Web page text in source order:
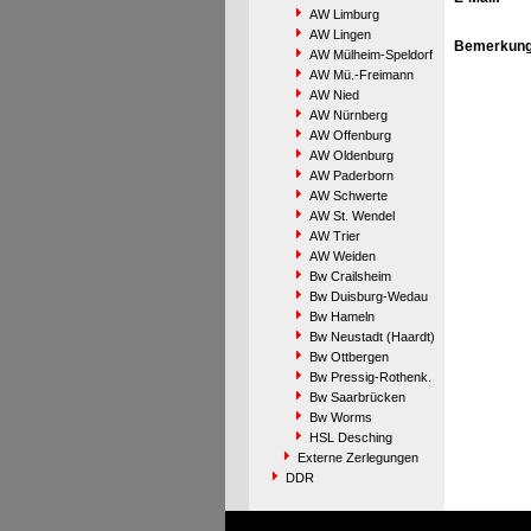
AW Limburg
AW Lingen
AW Mülheim-Speldorf
AW Mü.-Freimann
AW Nied
AW Nürnberg
AW Offenburg
AW Oldenburg
AW Paderborn
AW Schwerte
AW St. Wendel
AW Trier
AW Weiden
Bw Crailsheim
Bw Duisburg-Wedau
Bw Hameln
Bw Neustadt (Haardt)
Bw Ottbergen
Bw Pressig-Rothenk.
Bw Saarbrücken
Bw Worms
HSL Desching
Externe Zerlegungen
DDR